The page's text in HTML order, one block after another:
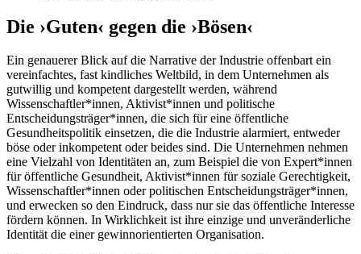
Die ›Guten‹ gegen die ›Bösen‹
Ein genauerer Blick auf die Narrative der Industrie offenbart ein
vereinfachtes, fast kindliches Weltbild, in dem Unternehmen als
gutwillig und kompetent dargestellt werden, während
Wissenschaftler*innen, Aktivist*innen und politische
Entscheidungsträger*innen, die sich für eine öffentliche
Gesundheitspolitik einsetzen, die die Industrie alarmiert, entweder
böse oder inkompetent oder beides sind. Die Unternehmen nehmen
eine Vielzahl von Identitäten an, zum Beispiel die von Expert*innen
für öffentliche Gesundheit, Aktivist*innen für soziale Gerechtigkeit,
Wissenschaftler*innen oder politischen Entscheidungsträger*innen,
und erwecken so den Eindruck, dass nur sie das öffentliche Interesse
fördern können. In Wirklichkeit ist ihre einzige und unveränderliche
Identität die einer gewinnorientierten Organisation.